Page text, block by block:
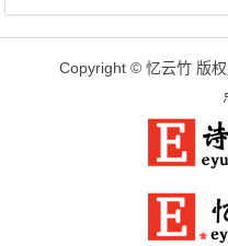
Copyright © 忆云竹 版